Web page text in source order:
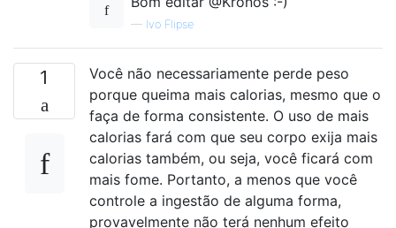
— Ivo Flipse
1
Você não necessariamente perde peso
porque queima mais calorias, mesmo que o
faça de forma consistente. O uso de mais
calorias fará com que seu corpo exija mais
calorias também, ou seja, você ficará com
mais fome. Portanto, a menos que você
controle a ingestão de alguma forma,
provavelmente não terá nenhum efeito